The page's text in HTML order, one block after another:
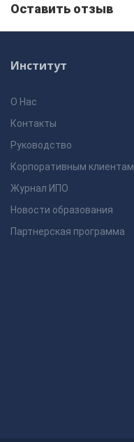
Оставить отзыв
Институт
О Нас
Контакты
Руководство
Корпоративным клиентам
Журнал ИПО
Новости образования
Партнерская программа